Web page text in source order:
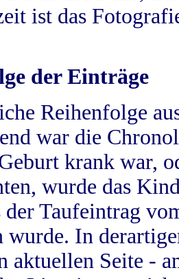
ist das
der Einträge
Reihenfolge
war die
krank war,
wurde das
der Taufeintrag
wurde. In
aktuellen Seite -